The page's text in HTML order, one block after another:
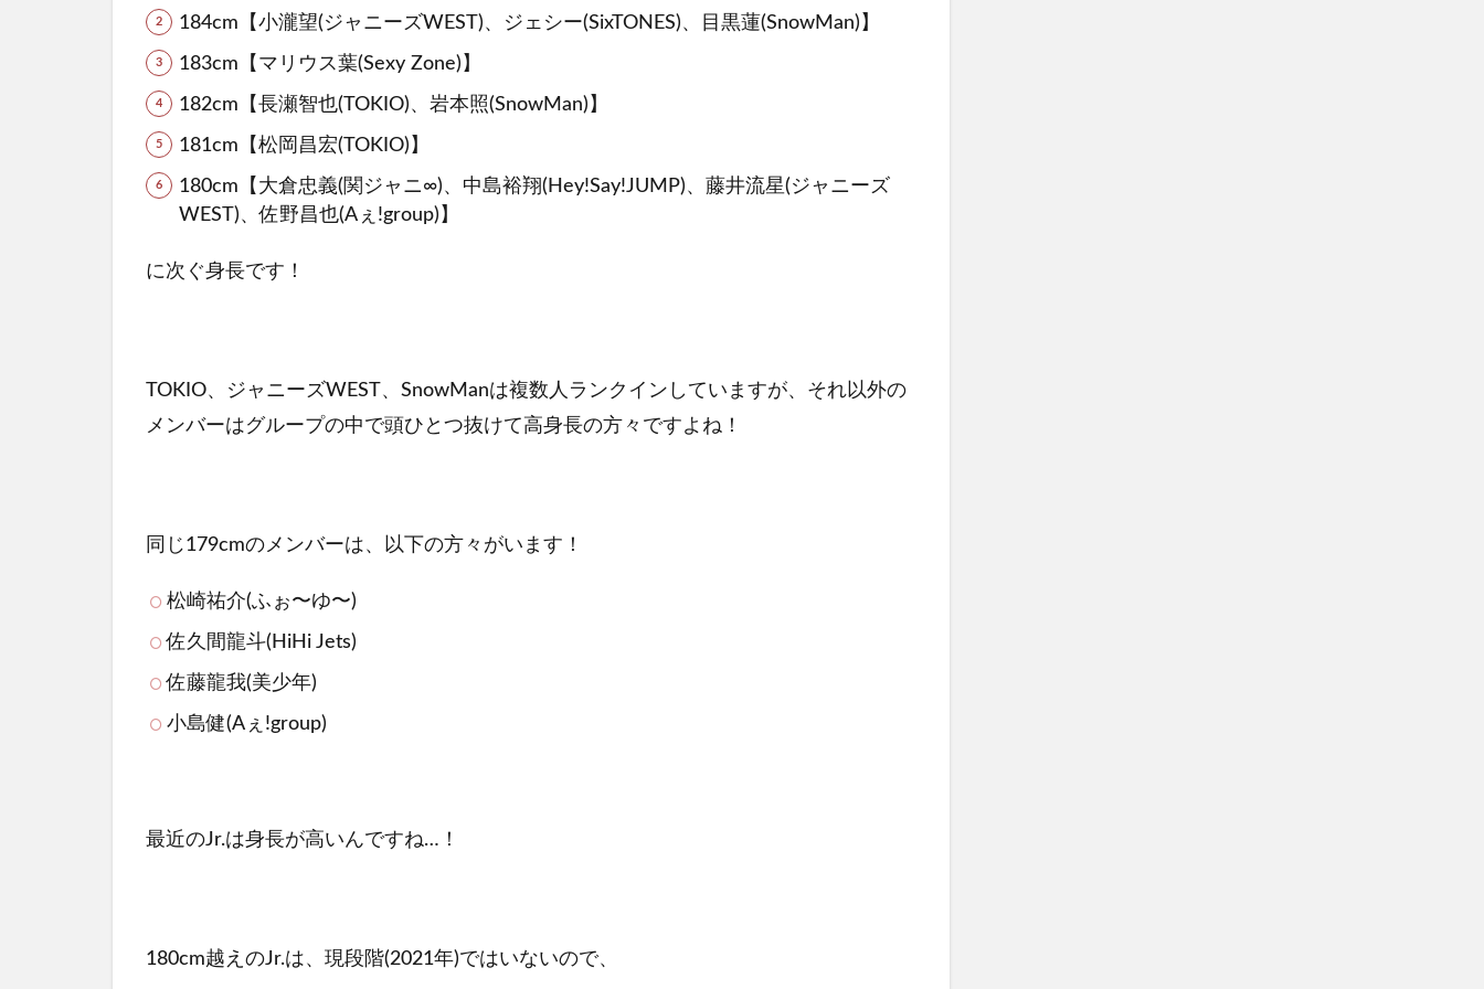
184cm【小瀧望(ジャニーズWEST)、ジェシー(SixTONES)、目黒蓮(SnowMan)】
183cm【マリウス葉(Sexy Zone)】
182cm【長瀬智也(TOKIO)、岩本照(SnowMan)】
181cm【松岡昌宏(TOKIO)】
180cm【大倉忠義(関ジャニ∞)、中島裕翔(Hey!Say!JUMP)、藤井流星(ジャニーズ
WEST)、佐野昌也(Aぇ!group)】
に次ぐ身長です！
TOKIO、ジャニーズWEST、SnowManは複数人ランクインしていますが、それ以外の
メンバーはグループの中で頭ひとつ抜けて高身長の方々ですよね！
同じ179cmのメンバーは、以下の方々がいます！
松崎祐介(ふぉ〜ゆ〜)
佐久間龍斗(HiHi Jets)
佐藤龍我(美少年)
小島健(Aぇ!group)
最近のJr.は身長が高いんですね…！
180cm越えのJr.は、現段階(2021年)ではいないので、